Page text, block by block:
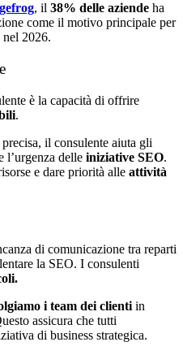
, il 38% delle aziende ha
come il motivo principale per
nel 2026.
è la capacità di offrire
.
il consulente aiuta gli
l’urgenza delle iniziative SEO.
e dare priorità alle attività
di comunicazione tra reparti
la SEO. I consulenti
i team dei clienti in
assicura che tutti
di business strategica.